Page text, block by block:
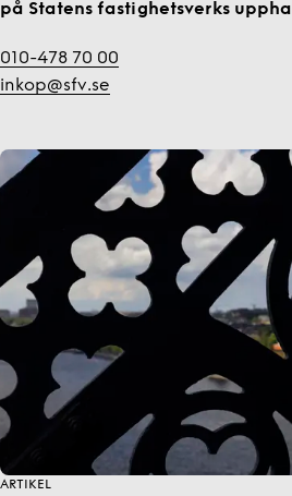
på Statens fastighetsverks
010-478 70 00
inkop@sfv.se
ARTIKEL